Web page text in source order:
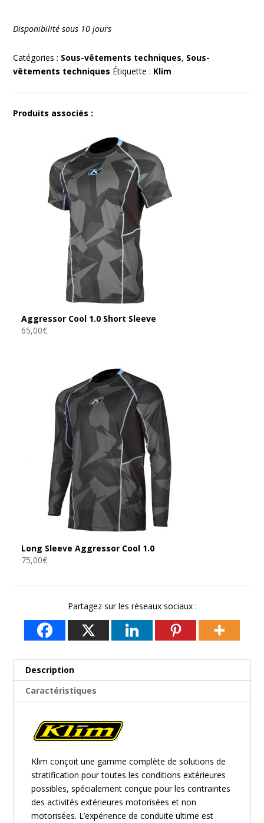
Disponibilité sous 10 jours
Catégories : Sous-vêtements techniques, Sous-
vêtements techniques Étiquette : Klim
Produits associés :
Aggressor Cool 1.0 Short Sleeve
65,00€
Long Sleeve Aggressor Cool 1.0
75,00€
Partagez sur les réseaux sociaux :
Description
Caractéristiques
Klim conçoit une gamme complète de solutions de
stratification pour toutes les conditions extérieures
possibles, spécialement conçue pour les contraintes
des activités extérieures motorisées et non
motorisées. L’expérience de conduite ultime est